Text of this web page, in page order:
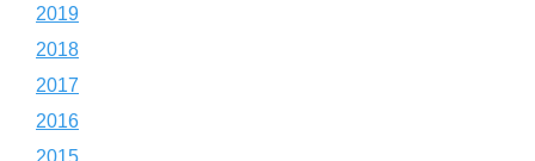
2019
2018
2017
2016
2015